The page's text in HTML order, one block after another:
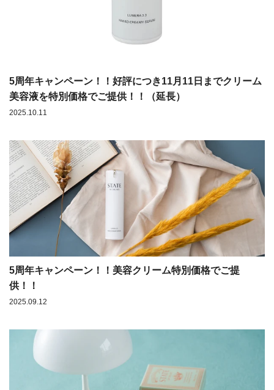
5周年キャンペーン！！好評につき11月11日までクリーム
美容液を特別価格でご提供！！（延長）
2025.10.11
5周年キャンペーン！！美容クリーム特別価格でご提
供！！
2025.09.12